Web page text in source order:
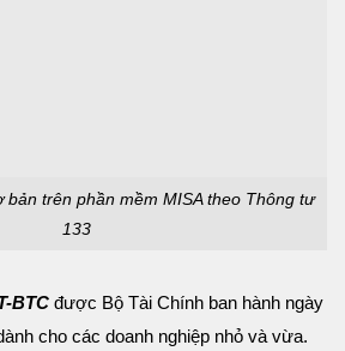
bản trên phần mềm MISA theo Thông tư
133
BTC được Bộ Tài Chính ban hành ngày
cho các doanh nghiệp nhỏ và vừa.